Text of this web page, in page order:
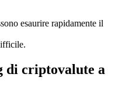
esaurire rapidamente il
di criptovalute a